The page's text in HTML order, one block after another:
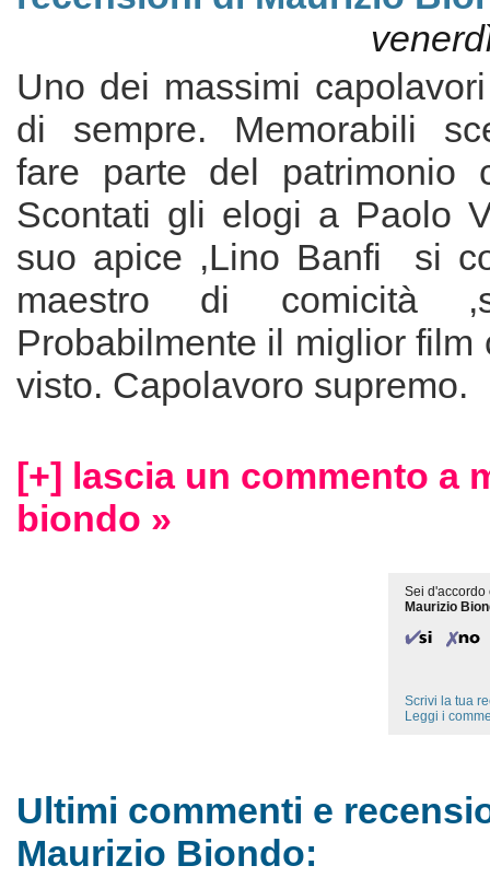
Uno dei massimi
di sempre. Memorabili
fare parte del patrimonio
Scontati gli elogi a Paolo
suo apice ,Lino Banfi si
maestro di comicità
Probabilmente il miglior film
visto. Capolavoro supremo.
[+] lascia un commento a
biondo »
Sei d'accordo
Maurizio
Scrivi la tua
Leggi i
Ultimi commenti e
Maurizio Biondo: